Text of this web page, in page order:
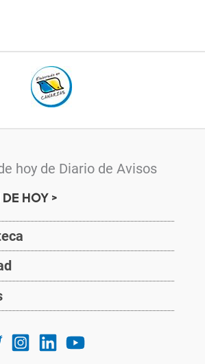
HOY >